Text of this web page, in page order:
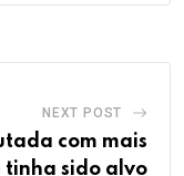
NEXT POST
com mais
tinha sido alvo